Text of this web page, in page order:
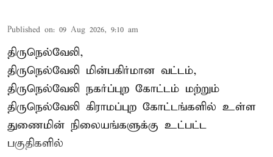
Published on: 09 Aug 2026, 9:10 am
திருநெல்வேலி,
திருநெல்வேலி மின்பகிர்மான வட்டம்,
திருநெல்வேலி நகர்ப்புற கோட்டம் மற்றும்
திருநெல்வேலி கிராமப்புற கோட்டங்களில் உள்ள
துணைமின் நிலையங்களுக்கு உட்பட்ட
பகுதிகளில்